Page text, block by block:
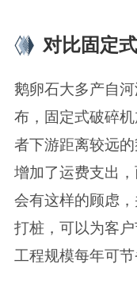
对比固定
鹅卵石大多产自
布，固定式破碎
者下游距离较远
增加了运费支出
会有这样的顾虑
打桩，可以为客
工程规模每年可节